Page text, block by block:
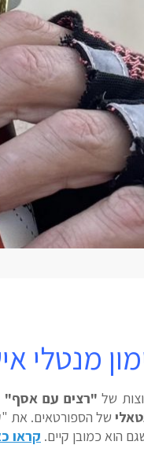
מנטלי
של "רצים עם אסף"
של הספורטאים. את
הוא כמובן קיים. קראו